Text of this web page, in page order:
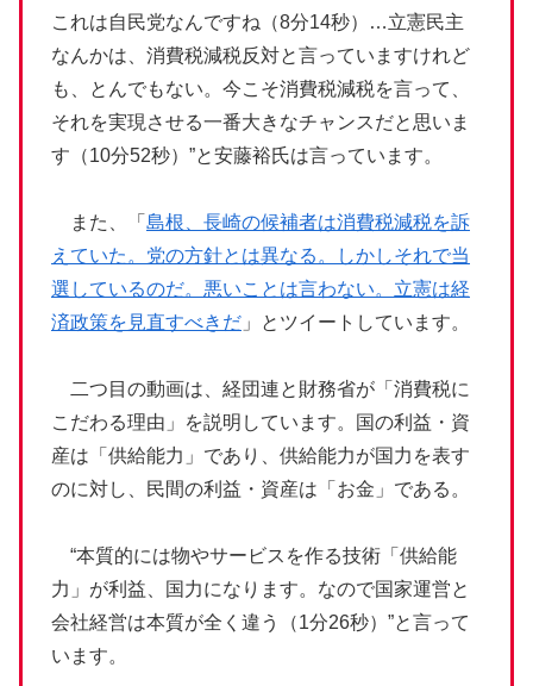
これは自民党なんですね（8分14秒）…立憲民主
なんかは、消費税減税反対と言っていますけれど
も、とんでもない。今こそ消費税減税を言って、
それを実現させる一番大きなチャンスだと思いま
す（10分52秒）”と安藤裕氏は言っています。
また、「 島根、長崎の候補者は消費税減税を訴
えていた。党の方針とは異なる。しかしそれで当
選しているのだ。悪いことは言わない。立憲は経
済政策を見直すべきだ 」とツイートしています。
二つ目の動画は、経団連と財務省が「消費税に
こだわる理由」を説明しています。国の利益・資
産は「供給能力」であり、供給能力が国力を表す
のに対し、民間の利益・資産は「お金」である。
“本質的には物やサービスを作る技術「供給能
力」が利益、国力になります。なので国家運営と
会社経営は本質が全く違う（1分26秒）”と言って
います。